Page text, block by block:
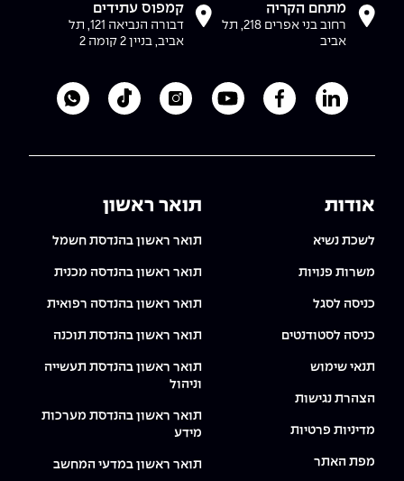
מתחם הקריה
רחוב בני אפרים 218, תל
אביב
קמפוס עתידים
דבורה הנביאה 121, תל
אביב, בניין 2 קומה 2
לעמוד הלינקדאין של מכללת אפקה
לעמוד הפייסבוק של מכללת אפקה
לעמוד היוטיוב של מכללת אפקה
לעמוד האינסטגרם של
לעמוד הטיקטוק
אודות
לשכת נשיא
משרות פנויות
כניסה לסגל
כניסה לסטודנטים
תנאי שימוש
הצהרת נגישות
מדיניות פרטיות
מפת האתר
תואר ראשון
תואר ראשון בהנדסת חשמל
תואר ראשון בהנדסה מכנית
תואר ראשון בהנדסה רפואית
תואר ראשון בהנדסת תוכנה
תואר ראשון בהנדסת תעשייה
וניהול
תואר ראשון בהנדסת מערכות
מידע
תואר ראשון במדעי המחשב